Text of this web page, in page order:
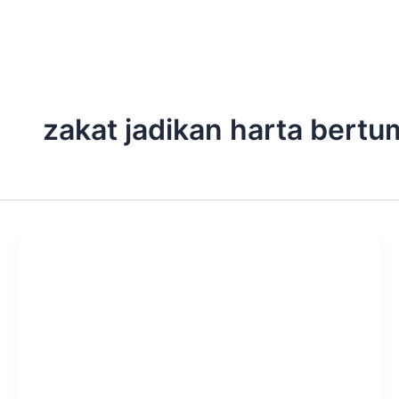
zakat jadikan harta